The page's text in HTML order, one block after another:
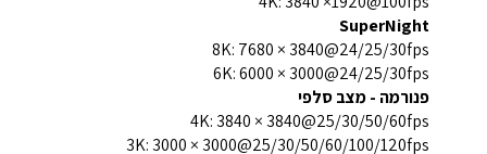
SuperNight
8K: 7680 × 3840@24/25/30fps
6K: 6000 × 3000@24/25/30fps
פנורמה - מצב סלפי
4K: 3840 × 3840@25/30/50/60fps
3K: 3000 × 3000@25/30/50/60/100/120fps